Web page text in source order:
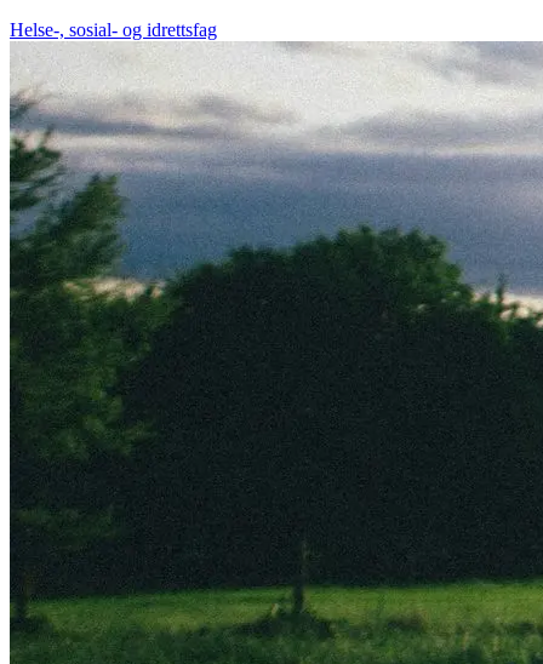
Helse-, sosial- og idrettsfag